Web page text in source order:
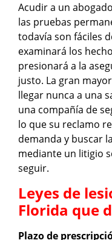
Acudir a un
las pruebas
todavía son fáciles
examinará los
presionará a la
justo. La gran
llegar nunca a una
una compañía de
lo que su reclamo
demanda y buscar
mediante un litigio
seguir.
Leyes de
Florida que
Plazo de